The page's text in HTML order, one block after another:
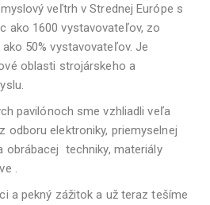
veľtrh v Strednej Európe s
ako 1600 vystavovateľov, zo
50% vystavovateľov. Je
oblasti strojárskeho a
pavilónoch sme vzhliadli veľa
odboru elektroniky, priemyselnej
techniky, materiály
.
a pekný zážitok a už teraz tešíme